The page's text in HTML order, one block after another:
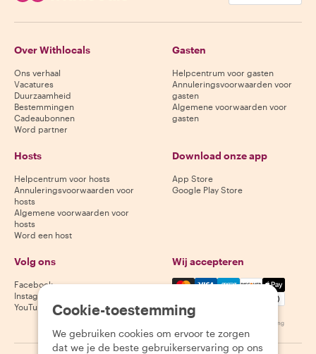
Over Withlocals
Ons verhaal
Vacatures
Duurzaamheid
Bestemmingen
Cadeaubonnen
Word partner
Gasten
Helpcentrum voor gasten
Annuleringsvoorwaarden voor
gasten
Algemene voorwaarden voor
gasten
Hosts
Helpcentrum voor hosts
Annuleringsvoorwaarden voor
hosts
Algemene voorwaarden voor
hosts
Word een host
Download onze app
App Store
Google Play Store
Volg ons
Facebook
Instagram
YouTube
Wij accepteren
Mastercard, Visa, Amex,
Beschikbaarheid varieert per bestemming
Cookie-toestemming
We gebruiken cookies om ervoor te zorgen
dat we je de beste gebruikerservaring op ons